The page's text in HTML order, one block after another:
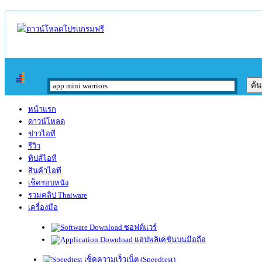
หน้าแรก
ดาวน์โหลด
ข่าวไอที
รีวิว
ทิปส์ไอที
สินค้าไอที
เช็ครอบหนัง
รวมคลิป Thaiware
เครื่องมือ
ซอฟต์แวร์
แอปพลิเคชันบนมือถือ
เช็คความเร็วเน็ต (Speedtest)